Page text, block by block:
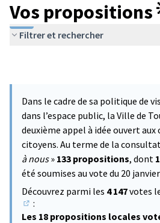
Vos propositions
Filtrer et rechercher
Dans le cadre de sa politique de
dans l’espace public, la Ville de
deuxième appel à idée ouvert
citoyens. Au terme de la
à nous» 133 propositions, dont
été soumises au vote du 20
Découvrez parmi les 4 147votes
(S'ouvre dans un nouvel onglet)
:
Les 18 propositions locales